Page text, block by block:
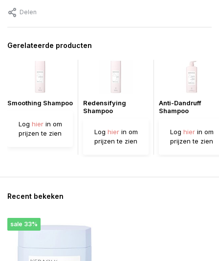
Delen
Gerelateerde producten
Smoothing Shampoo
Log hierin om
prijzen te zien
Redensifying
Shampoo
Log hierin om
prijzen te zien
Anti-Dandruff
Shampoo
Log hierin om
prijzen te zien
Recent bekeken
sale 33%